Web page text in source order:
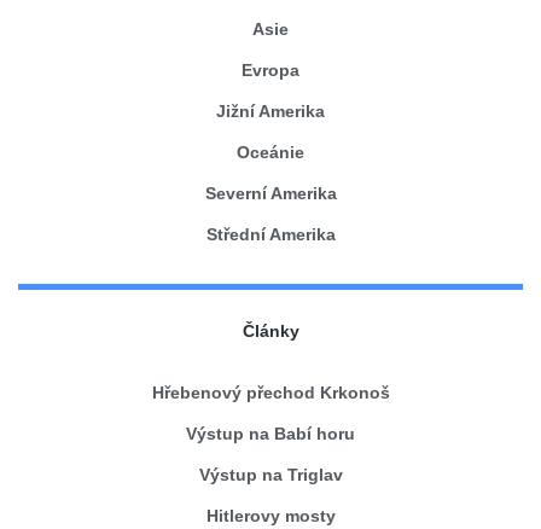
Asie
Evropa
Jižní Amerika
Oceánie
Severní Amerika
Střední Amerika
Články
Hřebenový přechod Krkonoš
Výstup na Babí horu
Výstup na Triglav
Hitlerovy mosty